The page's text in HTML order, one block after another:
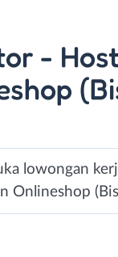
-
lowongan
Onlineshop